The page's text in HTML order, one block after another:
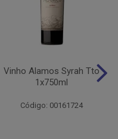
Vinho Alamos Syrah Tto
1x750ml
Código: 00161724